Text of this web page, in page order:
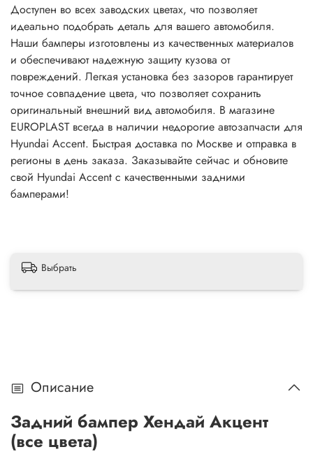
Доступен во всех заводских цветах, что позволяет
идеально подобрать деталь для вашего автомобиля.
Наши бамперы изготовлены из качественных материалов
и обеспечивают надежную защиту кузова от
повреждений. Легкая установка без зазоров гарантирует
точное совпадение цвета, что позволяет сохранить
оригинальный внешний вид автомобиля. В магазине
EUROPLAST всегда в наличии недорогие автозапчасти для
Hyundai Accent. Быстрая доставка по Москве и отправка в
регионы в день заказа. Заказывайте сейчас и обновите
свой Hyundai Accent с качественными задними
бамперами!
Выбрать
Описание
Задний бампер Хендай Акцент
(все цвета)